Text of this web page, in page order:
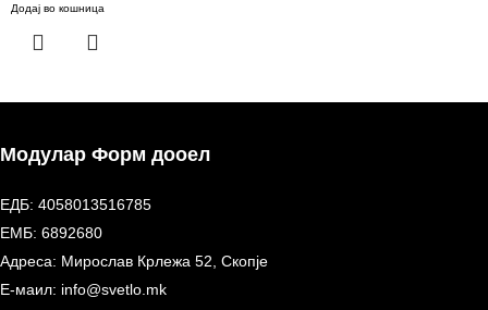
Додај во кошница
Модулар Форм дооел
ЕДБ: 4058013516785
ЕМБ: 6892680
Адреса: Мирослав Крлежа 52, Скопје
Е-маил: info@svetlo.mk